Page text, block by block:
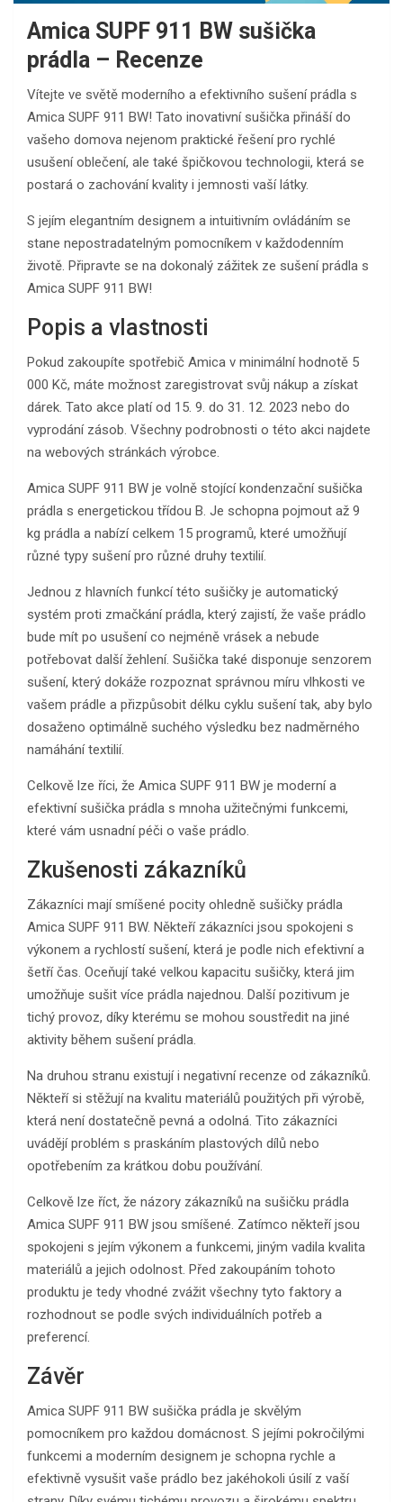
Amica SUPF 911 BW sušička
prádla – Recenze
Vítejte ve světě moderního a efektivního sušení prádla s
Amica SUPF 911 BW! Tato inovativní sušička přináší do
vašeho domova nejenom praktické řešení pro rychlé
usušení oblečení, ale také špičkovou technologii, která se
postará o zachování kvality i jemnosti vaší látky.
S jejím elegantním designem a intuitivním ovládáním se
stane nepostradatelným pomocníkem v každodenním
životě. Připravte se na dokonalý zážitek ze sušení prádla s
Amica SUPF 911 BW!
Popis a vlastnosti
Pokud zakoupíte spotřebič Amica v minimální hodnotě 5
000 Kč, máte možnost zaregistrovat svůj nákup a získat
dárek. Tato akce platí od 15. 9. do 31. 12. 2023 nebo do
vyprodání zásob. Všechny podrobnosti o této akci najdete
na webových stránkách výrobce.
Amica SUPF 911 BW je volně stojící kondenzační sušička
prádla s energetickou třídou B. Je schopna pojmout až 9
kg prádla a nabízí celkem 15 programů, které umožňují
různé typy sušení pro různé druhy textilií.
Jednou z hlavních funkcí této sušičky je automatický
systém proti zmačkání prádla, který zajistí, že vaše prádlo
bude mít po usušení co nejméně vrásek a nebude
potřebovat další žehlení. Sušička také disponuje senzorem
sušení, který dokáže rozpoznat správnou míru vlhkosti ve
vašem prádle a přizpůsobit délku cyklu sušení tak, aby bylo
dosaženo optimálně suchého výsledku bez nadměrného
namáhání textilií.
Celkově lze říci, že Amica SUPF 911 BW je moderní a
efektivní sušička prádla s mnoha užitečnými funkcemi,
které vám usnadní péči o vaše prádlo.
Zkušenosti zákazníků
Zákazníci mají smíšené pocity ohledně sušičky prádla
Amica SUPF 911 BW. Někteří zákazníci jsou spokojeni s
výkonem a rychlostí sušení, která je podle nich efektivní a
šetří čas. Oceňují také velkou kapacitu sušičky, která jim
umožňuje sušit více prádla najednou. Další pozitivum je
tichý provoz, díky kterému se mohou soustředit na jiné
aktivity během sušení prádla.
Na druhou stranu existují i negativní recenze od zákazníků.
Někteří si stěžují na kvalitu materiálů použitých při výrobě,
která není dostatečně pevná a odolná. Tito zákazníci
uvádějí problém s praskáním plastových dílů nebo
opotřebením za krátkou dobu používání.
Celkově lze říct, že názory zákazníků na sušičku prádla
Amica SUPF 911 BW jsou smíšené. Zatímco někteří jsou
spokojeni s jejím výkonem a funkcemi, jiným vadila kvalita
materiálů a jejich odolnost. Před zakoupáním tohoto
produktu je tedy vhodné zvážit všechny tyto faktory a
rozhodnout se podle svých individuálních potřeb a
preferencí.
Závěr
Amica SUPF 911 BW sušička prádla je skvělým
pomocníkem pro každou domácnost. S jejími pokročilými
funkcemi a moderním designem je schopna rychle a
efektivně vysušit vaše prádlo bez jakéhokoli úsilí z vaší